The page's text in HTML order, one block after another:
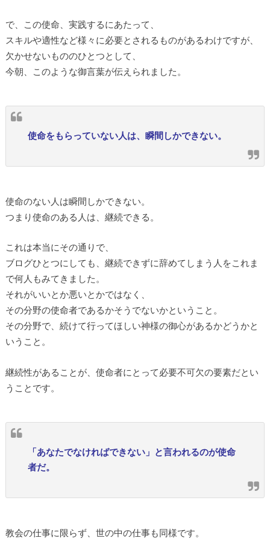
で、この使命、実践するにあたって、
スキルや適性など様々に必要とされるものがあるわけですが、
欠かせないもののひとつとして、
今朝、このような御言葉が伝えられました。
使命をもらっていない人は、瞬間しかできない。
使命のない人は瞬間しかできない。
つまり使命のある人は、継続できる。
これは本当にその通りで、
ブログひとつにしても、継続できずに辞めてしまう人をこれま
で何人もみてきました。
それがいいとか悪いとかではなく、
その分野の使命者であるかそうでないかということ。
その分野で、続けて行ってほしい神様の御心があるかどうかと
いうこと。
継続性があることが、使命者にとって必要不可欠の要素だとい
うことです。
「あなたでなければできない」と言われるのが使命
者だ。
教会の仕事に限らず、世の中の仕事も同様です。